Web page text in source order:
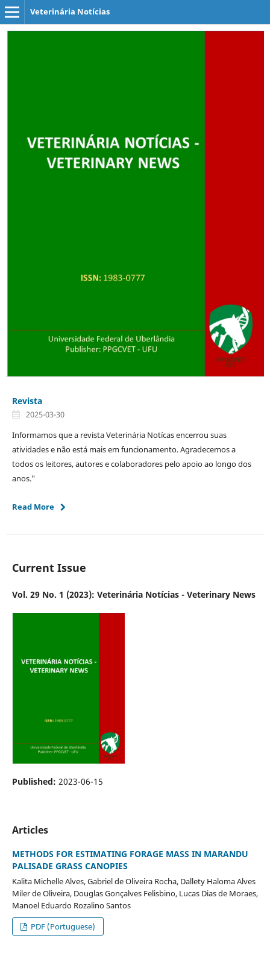
Veterinária Notícias
Revista
2025-03-30
Informamos que a revista Veterinária Notícas encerrou suas
atividades e não está mais em funcionamento. Agradecemos a
todos os leitores, autores e colaboradores pelo apoio ao longo dos
anos."
Read More
Current Issue
Vol. 29 No. 1 (2023): Veterinária Notícias - Veterinary News
Published: 2023-06-15
Articles
METHODS FOR ESTIMATING FORAGE MASS IN MARANDU
PALISADE GRASS CANOPIES
Kalita Michelle Alves, Gabriel de Oliveira Rocha, Dallety Haloma Alves
Miler de Oliveira, Douglas Gonçalves Felisbino, Lucas Dias de Moraes,
Manoel Eduardo Rozalino Santos
PDF (Portuguese)